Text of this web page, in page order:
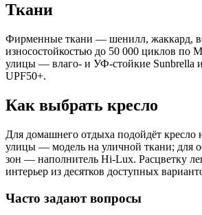
Ткани
Фирменные ткани — шенилл, жаккард,
износостойкостью до 50 000 циклов по
улицы — влаго- и УФ-стойкие Sunbrella
UPF50+.
Как выбрать кресло
Для домашнего отдыха подойдёт кресло
улицы — модель на уличной ткани; для
зон — наполнитель Hi-Lux. Расцветку
интерьер из десятков доступных
Часто задают вопросы